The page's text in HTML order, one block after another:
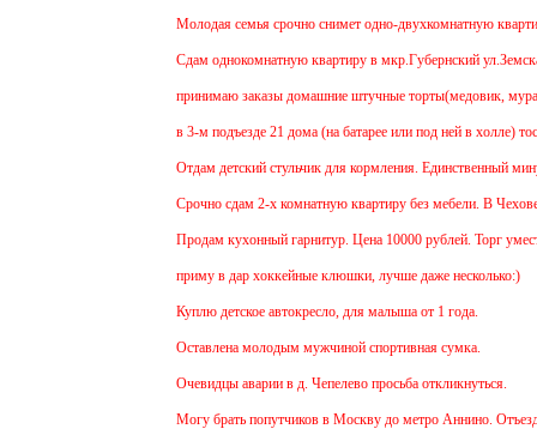
Молодая семья срочно снимет одно-двухкомнатную
Cдам однокомнатную квартиру в мкр.Губернский
принимаю заказы домашние штучные торты(медовик,
в 3-м подъезде 21 дома (на батарее или под ней в холле)
Отдам детский стульчик для кормления. Единственный
Срочно сдам 2-х комнатную квартиру без мебели. В Чехове
Продам кухонный гарнитур. Цена 10000 рублей. Торг
приму в дар хоккейные клюшки, лучше даже несколько:)
Куплю детское автокресло, для малыша от 1 года.
Оставлена молодым мужчиной спортивная сумка.
Очевидцы аварии в д. Чепелево просьба откликнуться.
Могу брать попутчиков в Москву до метро Аннино.